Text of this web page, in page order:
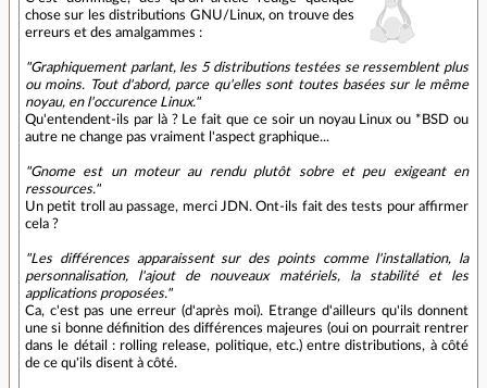
chose sur les distributions GNU/Linux, on trouve des
erreurs et des amalgammes :
"Graphiquement parlant, les 5 distributions testées se ressemblent plus
ou moins. Tout d'abord, parce qu'elles sont toutes basées sur le même
noyau, en l'occurence Linux."
Qu'entendent-ils par là ? Le fait que ce soir un noyau Linux ou *BSD ou
autre ne change pas vraiment l'aspect graphique...
"Gnome est un moteur au rendu plutôt sobre et peu exigeant en
ressources."
Un petit troll au passage, merci JDN. Ont-ils fait des tests pour affirmer
cela ?
"Les différences apparaissent sur des points comme l'installation, la
personnalisation, l'ajout de nouveaux matériels, la stabilité et les
applications proposées."
Ca, c'est pas une erreur (d'après moi). Etrange d'ailleurs qu'ils donnent
une si bonne définition des différences majeures (oui on pourrait rentrer
dans le détail : rolling release, politique, etc.) entre distributions, à côté
de ce qu'ils disent à côté.